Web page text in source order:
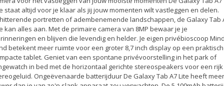
staat altijd voor je klaar als jij jouw momenten wilt vastleggen en delen.
portretten of adembenemende landschappen, de Galaxy Tab
kan alles aan. Met de primaire camera van 8MP bewaar je je
en blijven die levendig en helder. Je eigen privébioscoop
betekent meer ruimte voor een groter 8,7 inch display op een
tablet. Geniet van een spontane privévoorstelling in het park of
in bed met de horizontaal gerichte stereospeakers voor een rijk
Ongeëvenaarde batterijduur De Galaxy Tab A7 Lite heeft meer